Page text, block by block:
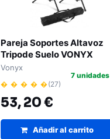
Pareja Soportes Altavoz
Tripode Suelo VONYX
LS01K
Vonyx
� � � � �(27)
53,20 €
7 unidades
Añadir al carrito